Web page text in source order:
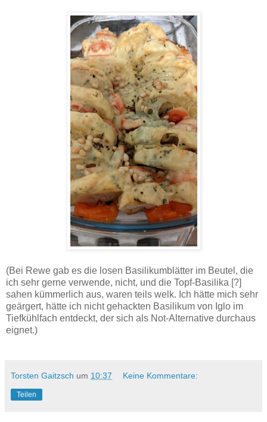
(Bei Rewe gab es die losen Basilikumblätter im Beutel, die
ich sehr gerne verwende, nicht, und die Topf-Basilika [?]
sahen kümmerlich aus, waren teils welk. Ich hätte mich sehr
geärgert, hätte ich nicht gehackten Basilikum von Iglo im
Tiefkühlfach entdeckt, der sich als Not-Alternative durchaus
eignet.)
Torsten Gaitzsch um 10:37 Keine Kommentare:
Teilen